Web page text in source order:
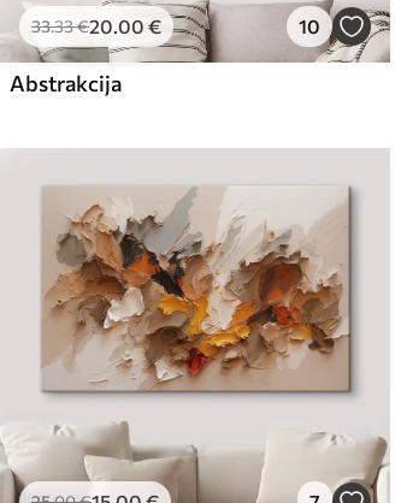
33.33€20.00 € 10
Abstrakcija